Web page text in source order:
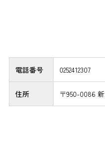
電話番号 0252412307
住所 〒950-0086